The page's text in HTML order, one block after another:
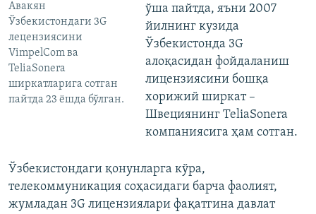
Авакян
Ўзбекистондаги 3G
лецензиясини
VimpelCom ва
TeliaSonera
ширкатларига сотган
пайтда 23 ёшда бўлган.
ўша пайтда, яъни 2007
йилнинг кузида
Ўзбекистонда 3G
алоқасидан фойдаланиш
лицензиясини бошқа
хорижий ширкат –
Швециянинг TeliaSonera
компаниясига ҳам сотган.
Ўзбекистондаги қонунларга кўра,
телекоммуникация соҳасидаги барча фаолият,
жумладан 3G лицензиялари фақатгина давлат